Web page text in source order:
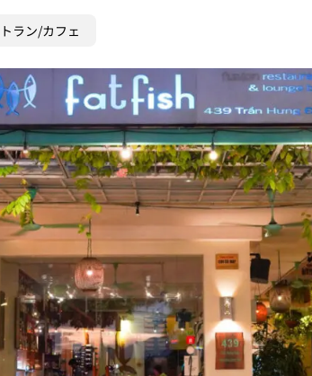
ラン/カフェ